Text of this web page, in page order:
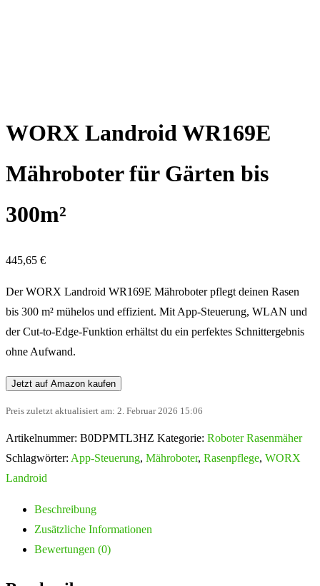
WORX Landroid WR169E
Mähroboter für Gärten bis
300m²
445,65 €
Der WORX Landroid WR169E Mähroboter pflegt deinen Rasen
bis 300 m² mühelos und effizient. Mit App-Steuerung, WLAN und
der Cut-to-Edge-Funktion erhältst du ein perfektes Schnittergebnis
ohne Aufwand.
Jetzt auf Amazon kaufen
Preis zuletzt aktualisiert am: 2. Februar 2026 15:06
Artikelnummer: B0DPMTL3HZ Kategorie: Roboter Rasenmäher
Schlagwörter: App-Steuerung, Mähroboter, Rasenpflege, WORX
Landroid
Beschreibung
Zusätzliche Informationen
Bewertungen (0)